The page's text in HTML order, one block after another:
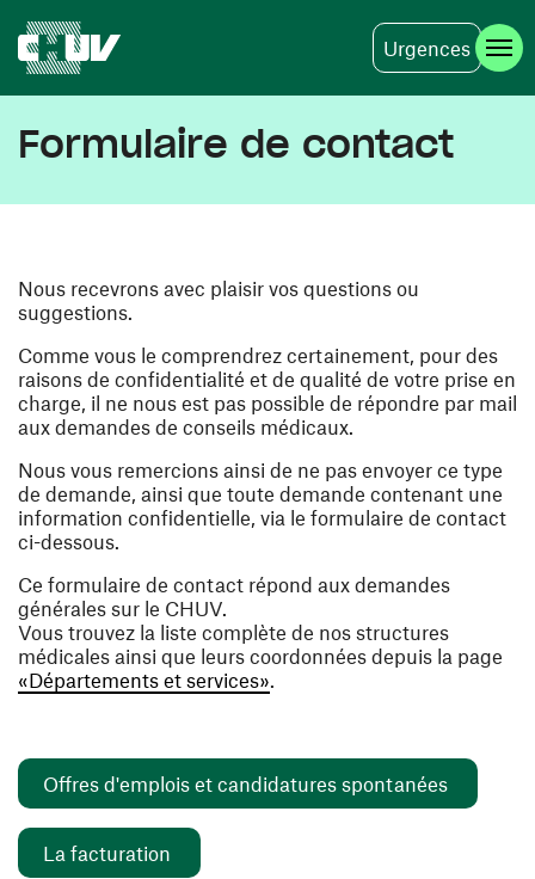
Urgences
Formulaire de contact
Nous recevrons avec plaisir vos questions ou
suggestions.
Comme vous le comprendrez certainement, pour des
raisons de confidentialité et de qualité de votre prise en
charge, il ne nous est pas possible de répondre par mail
aux demandes de conseils médicaux.
Nous vous remercions ainsi de ne pas envoyer ce type
de demande, ainsi que toute demande contenant une
information confidentielle, via le formulaire de contact
ci-dessous.
Ce formulaire de contact répond aux demandes
générales sur le CHUV.
Vous trouvez la liste complète de nos structures
médicales ainsi que leurs coordonnées depuis la page
«Départements et services».
Offres d'emplois et candidatures spontanées
La facturation